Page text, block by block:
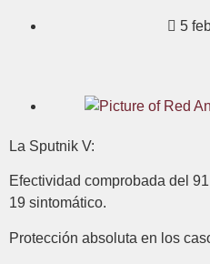
5
La Sputnik V:
Efectividad comprobada del
19 sintomático.
Protección absoluta en los